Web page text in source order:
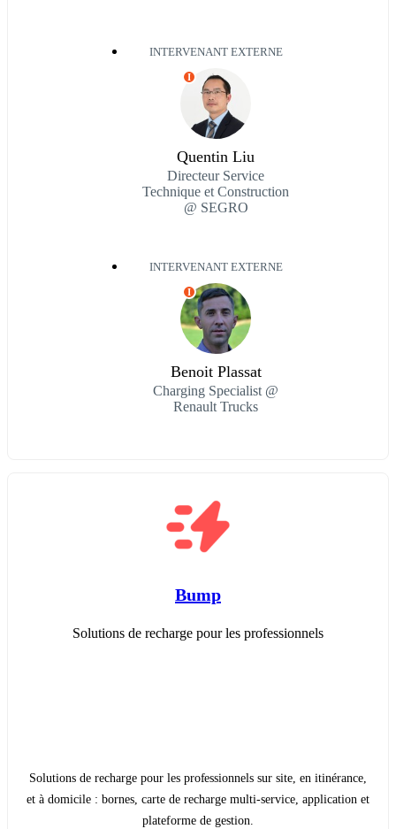
INTERVENANT EXTERNE
I
Quentin Liu
Directeur Service
Technique et Construction
@ SEGRO
INTERVENANT EXTERNE
I
Benoit Plassat
Charging Specialist @
Renault Trucks
Bump
Solutions de recharge pour les professionnels
Solutions de recharge pour les professionnels sur site, en itinérance,
et à domicile : bornes, carte de recharge multi-service, application et
plateforme de gestion.